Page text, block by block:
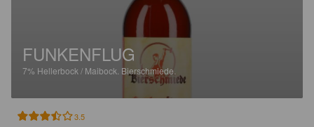
FUNKENFLUG
7% Hellerbock / Maibock. Bierschmiede.
3.5